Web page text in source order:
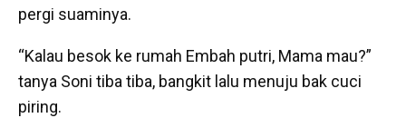
pergi suaminya.
“Kalau besok ke rumah Embah putri, Mama mau?”
tanya Soni tiba tiba, bangkit lalu menuju bak cuci
piring.